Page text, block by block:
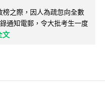
之際，因人為疏忽向全數
通知電郵，令大批考生一度
文